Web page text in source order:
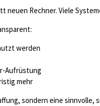
Rechner. Viele
werden
Aufrüstung
mehr
sondern eine sinnvolle,